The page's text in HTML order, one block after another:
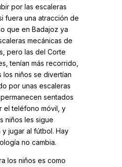
por las escaleras
fuera una atracción de
que en Badajoz ya
mecánicas de
pero las del Corte
tenían más recorrido,
los niños se divertían
por unas escaleras
sentados
el teléfono móvil, y
niños les sigue
jugar al fútbol. Hay
no cambia.
los niños es como